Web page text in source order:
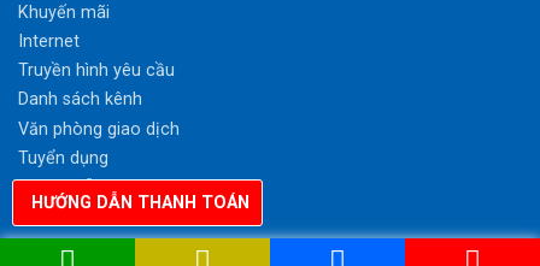
Khuyến mãi
Internet
Truyền hình yêu cầu
Danh sách kênh
Văn phòng giao dịch
Tuyển dụng
Hướng dẫn thanh toán
HƯỚNG DẪN THANH TOÁN